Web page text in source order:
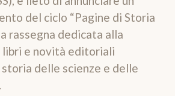
del ciclo “Pagine di Storia
rassegna dedicata alla
libri e novità editoriali
delle scienze e delle